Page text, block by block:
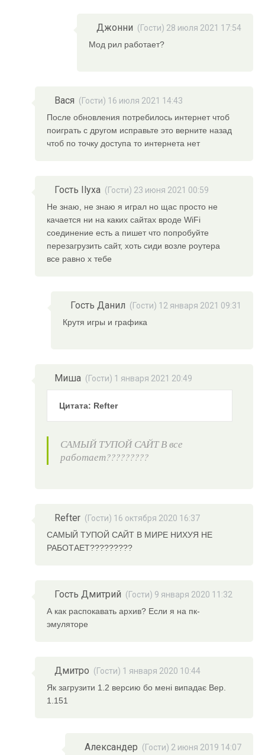
Джонни (Гости) 28 июля 2021 17:54
Мод рил работает?
Вася (Гости) 16 июля 2021 14:43
После обновления потребилось интернет чтоб
поиграть с другом исправьте это верните назад
чтоб по точку доступа то интернета нет
Гость Ilyxa (Гости) 23 июня 2021 00:59
Не знаю, не знаю я играл но щас просто не
качается ни на каких сайтах вроде WiFi
соединение есть а пишет что попробуйте
перезагрузить сайт, хоть сиди возле роутера
все равно х тебе
Гость Данил (Гости) 12 января 2021 09:31
Крутя игры и графика
Миша (Гости) 1 января 2021 20:49
Цитата: Refter
САМЫЙ ТУПОЙ САЙТ В все
работает?????????
Refter (Гости) 16 октября 2020 16:37
САМЫЙ ТУПОЙ САЙТ В МИРЕ НИХУЯ НЕ
РАБОТАЕТ?????????
Гость Дмитрий (Гости) 9 января 2020 11:32
А как распокавать архив? Если я на пк-
эмуляторе
Дмитро (Гости) 1 января 2020 10:44
Як загрузити 1.2 версию бо мені випадає Вер.
1.151
Александер (Гости) 2 июня 2019 14:07